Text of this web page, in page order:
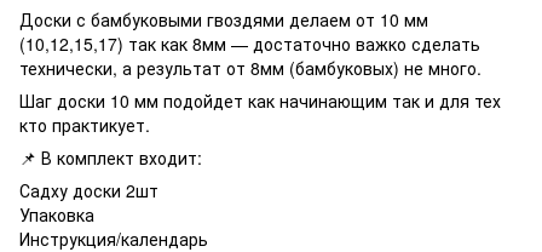
Доски с бамбуковыми гвоздями делаем от 10 мм
(10,12,15,17) так как 8мм — достаточно важко сделать
технически, а результат от 8мм (бамбуковых) не много.
Шаг доски 10 мм подойдет как начинающим так и для тех
кто практикует.
📌 В комплект входит:
Садху доски 2шт
Упаковка
Инструкция/календарь